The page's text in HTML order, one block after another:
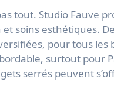
tout. Studio Fauve
soins esthétiques.
pour tous les
surtout pour
serrés peuvent